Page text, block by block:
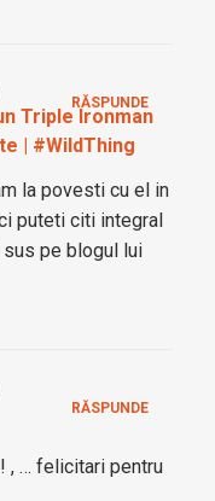
Triple Ironman
| #WildThing
la povesti cu el in
puteti citi integral
pe blogul lui
RĂSPUNDE
, … felicitari pentru
RĂSPUNDE